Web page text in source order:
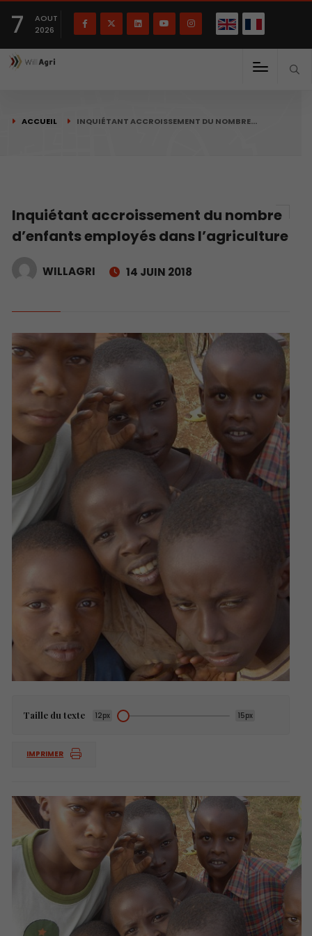
7
AOUT
2026
ACCUEIL INQUIÉTANT ACCROISSEMENT DU NOMBRE…
Inquiétant accroissement du nombre
d’enfants employés dans l’agriculture
WILLAGRI 14 JUIN 2018
Taille du texte 12px 15px
IMPRIMER
Français English(English)